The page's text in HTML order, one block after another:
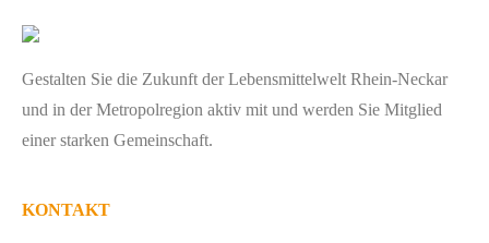
Gestalten Sie die Zukunft der Lebensmittelwelt Rhein-Neckar
und in der Metropolregion aktiv mit und werden Sie Mitglied
einer starken Gemeinschaft.
KONTAKT